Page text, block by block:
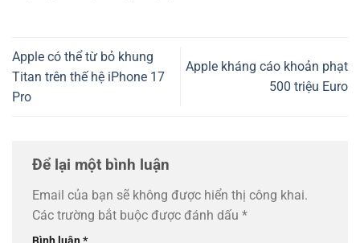
Apple có thể từ bỏ khung
Titan trên thế hệ iPhone 17
Pro
Apple kháng cáo khoản phạt
500 triệu Euro
Để lại một bình luận
Email của bạn sẽ không được hiển thị công khai.
Các trường bắt buộc được đánh dấu *